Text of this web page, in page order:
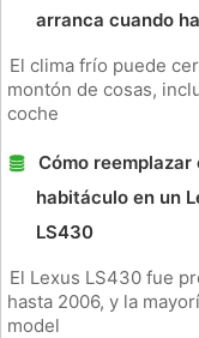
arranca cuando
El clima frío puede
montón de cosas,
coche
Cómo
habitáculo en un
LS430
El Lexus LS430 fue
hasta 2006, y la
model